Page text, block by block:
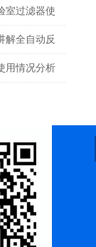
室过滤器使
解全自动反
用情况分析